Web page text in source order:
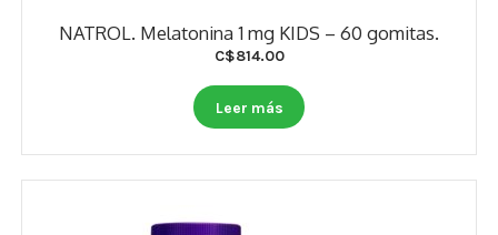
NATROL. Melatonina 1 mg KIDS – 60 gomitas.
C$814.00
Leer más